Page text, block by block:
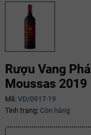
Rượu Vang
Moussas 2019
Mã:VD/0917-19
Tình trạng: Còn hàng
Mã giảm giá:
Ngày hết hạn: